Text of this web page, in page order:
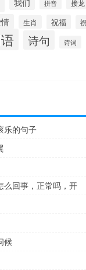
拼音 接龙
生肖 祝福
诗句 诗词
乐的句子
么回事，正常吗，开
候